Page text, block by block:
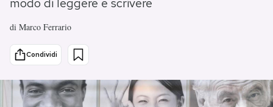
Cultura
Economia
PODCAST
di Marco Ferrario
Condividi